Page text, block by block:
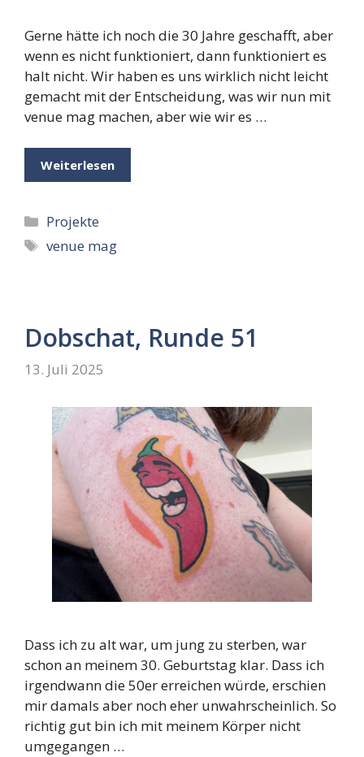
Gerne hätte ich noch die 30 Jahre geschafft, aber
wenn es nicht funktioniert, dann funktioniert es
halt nicht. Wir haben es uns wirklich nicht leicht
gemacht mit der Entscheidung, was wir nun mit
venue mag machen, aber wie wir es …
Weiterlesen
Kategorien
Projekte
Schlagwörter
venue mag
Dobschat, Runde 51
13. Juli 2025
Dass ich zu alt war, um jung zu sterben, war
schon an meinem 30. Geburtstag klar. Dass ich
irgendwann die 50er erreichen würde, erschien
mir damals aber noch eher unwahrscheinlich. So
richtig gut bin ich mit meinem Körper nicht
umgegangen …